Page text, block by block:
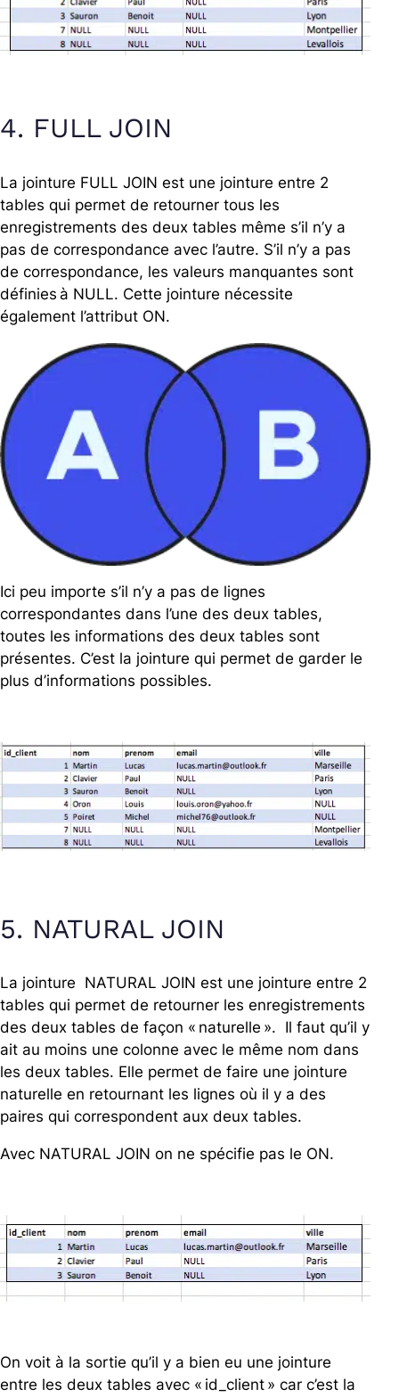
4. FULL JOIN
La jointure FULL JOIN est une jointure entre 2
tables qui permet de retourner tous les
enregistrements des deux tables même s’il n’y a
pas de correspondance avec l’autre. S’il n’y a pas
de correspondance, les valeurs manquantes sont
définies à NULL. Cette jointure nécessite
également l’attribut ON.
Ici peu importe s’il n’y a pas de lignes
correspondantes dans l’une des deux tables,
toutes les informations des deux tables sont
présentes. C’est la jointure qui permet de garder le
plus d’informations possibles.
5. NATURAL JOIN
La jointure NATURAL JOIN est une jointure entre 2
tables qui permet de retourner les enregistrements
des deux tables de façon « naturelle ». Il faut qu’il y
ait au moins une colonne avec le même nom dans
les deux tables. Elle permet de faire une jointure
naturelle en retournant les lignes où il y a des
paires qui correspondent aux deux tables.
Avec NATURAL JOIN on ne spécifie pas le ON.
On voit à la sortie qu’il y a bien eu une jointure
entre les deux tables avec « id_client » car c’est la